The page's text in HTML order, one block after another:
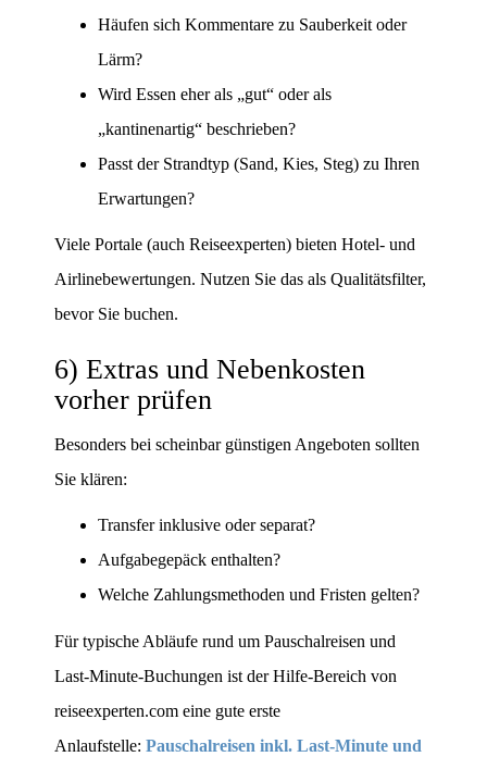
Häufen sich Kommentare zu Sauberkeit oder
Lärm?
Wird Essen eher als „gut“ oder als
„kantinenartig“ beschrieben?
Passt der Strandtyp (Sand, Kies, Steg) zu Ihren
Erwartungen?
Viele Portale (auch Reiseexperten) bieten Hotel- und
Airlinebewertungen. Nutzen Sie das als Qualitätsfilter,
bevor Sie buchen.
6) Extras und Nebenkosten
vorher prüfen
Besonders bei scheinbar günstigen Angeboten sollten
Sie klären:
Transfer inklusive oder separat?
Aufgabegepäck enthalten?
Welche Zahlungsmethoden und Fristen gelten?
Für typische Abläufe rund um Pauschalreisen und
Last-Minute-Buchungen ist der Hilfe-Bereich von
reiseexperten.com eine gute erste
Anlaufstelle: Pauschalreisen inkl. Last-Minute und